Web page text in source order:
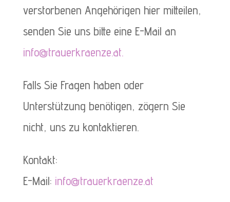
verstorbenen Angehörigen hier mitteilen,
senden Sie uns bitte eine E-Mail an
info@trauerkraenze.at.
Falls Sie Fragen haben oder
Unterstützung benötigen, zögern Sie
nicht, uns zu kontaktieren.
Kontakt:
E-Mail: info@trauerkraenze.at